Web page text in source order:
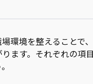
環境を整えることで
ます。それぞれの項